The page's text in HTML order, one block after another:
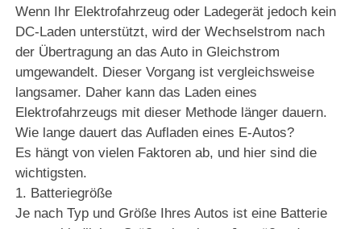
Wenn Ihr Elektrofahrzeug oder Ladegerät jedoch kein
DC-Laden unterstützt, wird der Wechselstrom nach
der Übertragung an das Auto in Gleichstrom
umgewandelt. Dieser Vorgang ist vergleichsweise
langsamer. Daher kann das Laden eines
Elektrofahrzeugs mit dieser Methode länger dauern.
Wie lange dauert das Aufladen eines E-Autos?
Es hängt von vielen Faktoren ab, und hier sind die
wichtigsten.
1. Batteriegröße
Je nach Typ und Größe Ihres Autos ist eine Batterie